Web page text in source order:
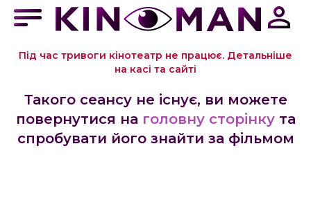
Під час тривоги кінотеатр не працює. Детальніше
на касі та сайті
Такого сеансу не існує, ви можете
повернутися на головну сторінку та
спробувати його знайти за фільмом